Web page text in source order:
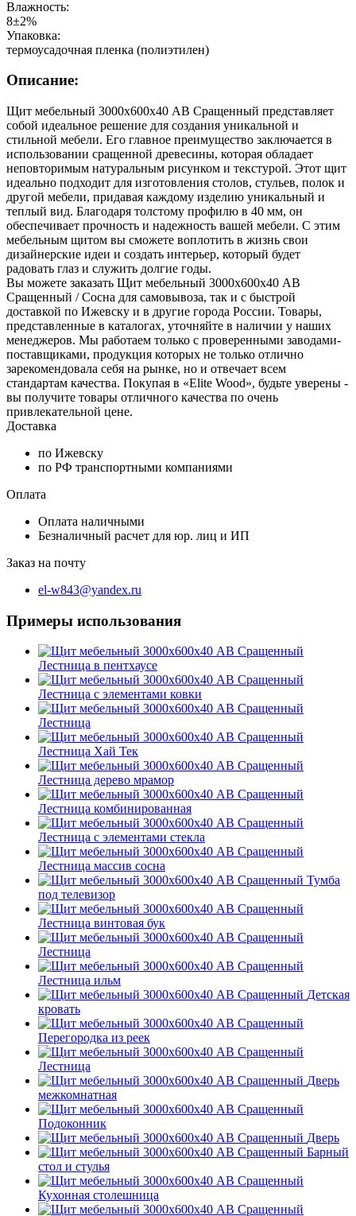
Влажность:
8±2%
Упаковка:
термоусадочная пленка (полиэтилен)
Описание:
Щит мебельный 3000х600х40 АВ Сращенный представляет
собой идеальное решение для создания уникальной и
стильной мебели. Его главное преимущество заключается в
использовании сращенной древесины, которая обладает
неповторимым натуральным рисунком и текстурой. Этот щит
идеально подходит для изготовления столов, стульев, полок и
другой мебели, придавая каждому изделию уникальный и
теплый вид. Благодаря толстому профилю в 40 мм, он
обеспечивает прочность и надежность вашей мебели. С этим
мебельным щитом вы сможете воплотить в жизнь свои
дизайнерские идеи и создать интерьер, который будет
радовать глаз и служить долгие годы.
Вы можете заказать Щит мебельный 3000х600х40 АВ
Сращенный / Сосна для самовывоза, так и с быстрой
доставкой по Ижевску и в другие города России. Товары,
представленные в каталогах, уточняйте в наличии у наших
менеджеров. Мы работаем только с проверенными заводами-
поставщиками, продукция которых не только отлично
зарекомендовала себя на рынке, но и отвечает всем
стандартам качества. Покупая в «Elite Wood», будьте уверены -
вы получите товары отличного качества по очень
привлекательной цене.
Доставка
по Ижевску
по РФ транспортными компаниями
Оплата
Оплата наличными
Безналичный расчет для юр. лиц и ИП
Заказ на почту
el-w843@yandex.ru
Примеры использования
Лестница в пентхаусе
Лестница с элементами ковки
Лестница
Лестница Хай Тек
Лестница дерево мрамор
Лестница комбинированная
Лестница с элементами стекла
Лестница массив сосна
Тумба
под телевизор
Лестница винтовая бук
Лестница
Лестница ильм
Детская
кровать
Перегородка из реек
Лестница
Дверь
межкомнатная
Подоконник
Дверь
Барный
стол и стулья
Кухонная столешница